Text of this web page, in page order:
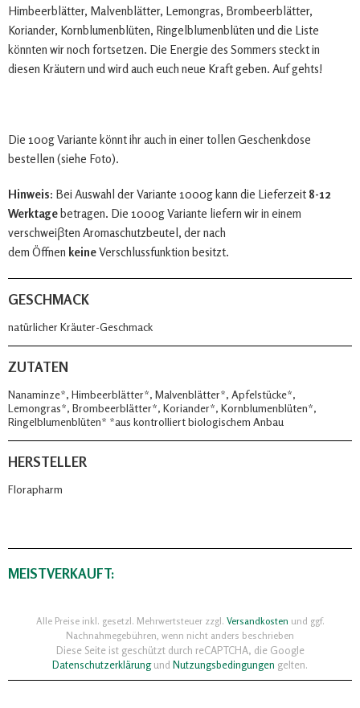
Himbeerblätter, Malvenblätter, Lemongras, Brombeerblätter,
Koriander, Kornblumenblüten, Ringelblumenblüten und die Liste
könnten wir noch fortsetzen. Die Energie des Sommers steckt in
diesen Kräutern und wird auch euch neue Kraft geben. Auf gehts!
Die 100g Variante könnt ihr auch in einer tollen Geschenkdose
bestellen (siehe Foto).
Hinweis: Bei Auswahl der Variante 1000g kann die Lieferzeit 8-12
Werktagebetragen. Die 1000g Variante liefern wir in einem
verschweiβten Aromaschutzbeutel, der nach
dem Öffnen keineVerschlussfunktion besitzt.
GESCHMACK
natürlicher Kräuter-Geschmack
ZUTATEN
Nanaminze*, Himbeerblätter*, Malvenblätter*, Apfelstücke*,
Lemongras*, Brombeerblätter*, Koriander*, Kornblumenblüten*,
Ringelblumenblüten* *aus kontrolliert biologischem Anbau
HERSTELLER
Florapharm
MEISTVERKAUFT:
Alle Preise inkl. gesetzl. Mehrwertsteuer zzgl. Versandkosten und ggf.
Nachnahmegebühren, wenn nicht anders beschrieben
Diese Seite ist geschützt durch reCAPTCHA, die Google
Datenschutzerklärungund Nutzungsbedingungen gelten.